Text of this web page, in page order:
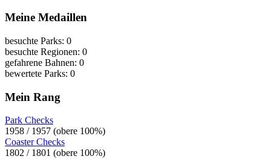
Meine Medaillen
besuchte Parks: 0
besuchte Regionen: 0
gefahrene Bahnen: 0
bewertete Parks: 0
Mein Rang
Park Checks
1958 / 1957 (obere 100%)
Coaster Checks
1802 / 1801 (obere 100%)